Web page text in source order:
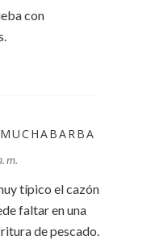
con
m.
típico el cazón
faltar en una
de pescado.